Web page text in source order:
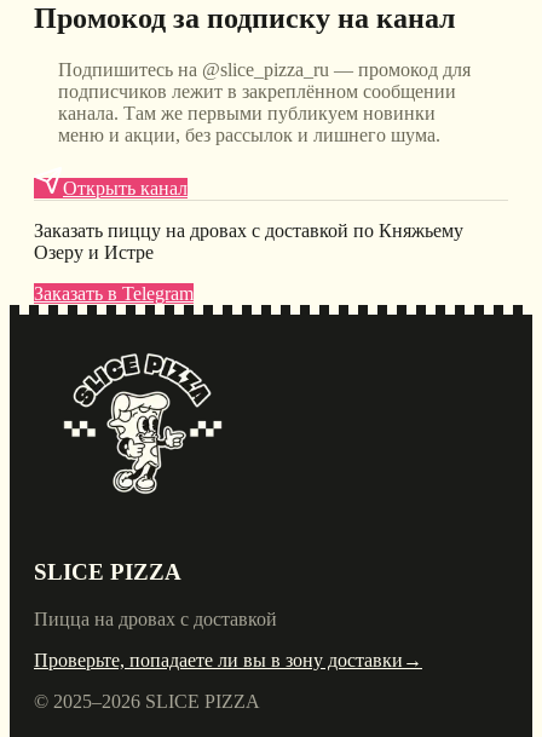
Промокод за подписку на канал
Подпишитесь на @slice_pizza_ru — промокод для
подписчиков лежит в закреплённом сообщении
канала. Там же первыми публикуем новинки
меню и акции, без рассылок и лишнего шума.
Открыть канал
Заказать пиццу на дровах с доставкой по Княжьему
Озеру и Истре
Заказать в Telegram
SLICE PIZZA
Пицца на дровах с доставкой
Проверьте, попадаете ли вы в зону доставки →
© 2025–2026 SLICE PIZZA